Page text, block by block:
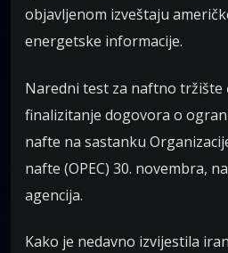
objavljenom izveštaju
energetske informacije.
Naredni test za naftno tržište
finalizitanje dogovora o
nafte na sastanku
nafte (OPEC) 30. novembra,
agencija.
Kako je nedavno izvijestila